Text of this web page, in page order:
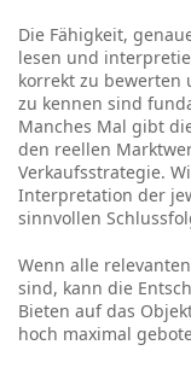
Die Fähigkeit,
lesen und
korrekt zu bewerten
zu kennen sind
Manches Mal gibt
den reellen
Verkaufsstrategie.
Interpretation der
sinnvollen
Wenn alle
sind, kann die
Bieten auf das
hoch maximal